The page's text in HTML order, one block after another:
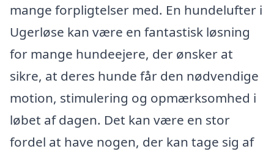
mange forpligtelser med. En hundelufter i
Ugerløse kan være en fantastisk løsning
for mange hundeejere, der ønsker at
sikre, at deres hunde får den nødvendige
motion, stimulering og opmærksomhed i
løbet af dagen. Det kan være en stor
fordel at have nogen, der kan tage sig af